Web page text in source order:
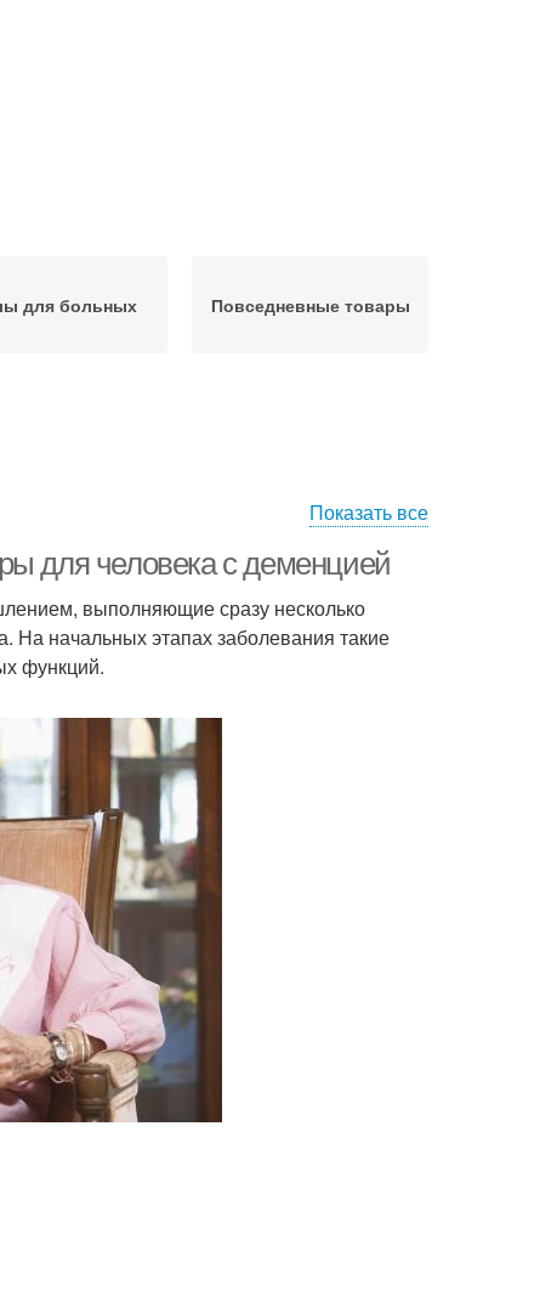
для больных Повседневные товары
Показать все
для человека с деменцией
выполняющие сразу несколько
На начальных этапах заболевания такие
функций.